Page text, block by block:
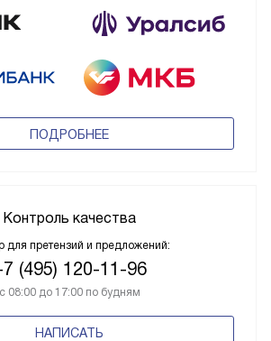
ПОДРОБНЕЕ
Контроль качества
для претензий и предложений:
(495) 120-11-96
с 08:00 до 17:00 по будням
НАПИСАТЬ